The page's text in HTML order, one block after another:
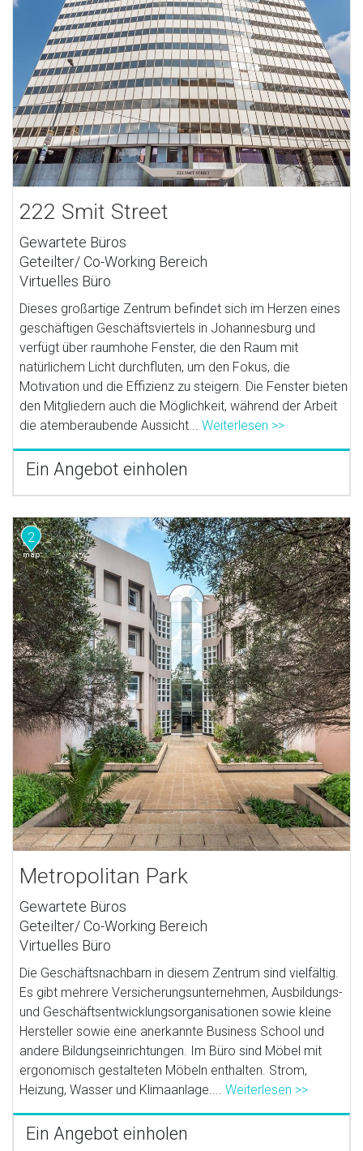
222 Smit Street
Gewartete Büros
Geteilter/ Co-Working Bereich
Virtuelles Büro
Dieses großartige Zentrum befindet sich im Herzen eines
geschäftigen Geschäftsviertels in Johannesburg und
verfügt über raumhohe Fenster, die den Raum mit
natürlichem Licht durchfluten, um den Fokus, die
Motivation und die Effizienz zu steigern. Die Fenster bieten
den Mitgliedern auch die Möglichkeit, während der Arbeit
die atemberaubende Aussicht...Weiterlesen >>
Ein Angebot einholen
2
Metropolitan Park
Gewartete Büros
Geteilter/ Co-Working Bereich
Virtuelles Büro
Die Geschäftsnachbarn in diesem Zentrum sind vielfältig.
Es gibt mehrere Versicherungsunternehmen, Ausbildungs-
und Geschäftsentwicklungsorganisationen sowie kleine
Hersteller sowie eine anerkannte Business School und
andere Bildungseinrichtungen. Im Büro sind Möbel mit
ergonomisch gestalteten Möbeln enthalten. Strom,
Heizung, Wasser und Klimaanlage....Weiterlesen >>
Ein Angebot einholen